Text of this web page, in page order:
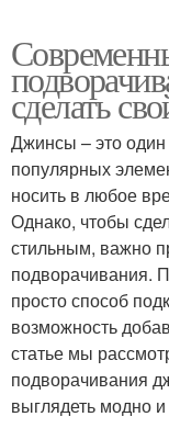
сделать
Джинсы – это
популярных
носить в любое
Однако, чтобы
стильным, важно
подворачивания.
просто способ
возможность
статье мы
подворачивания
выглядеть модно